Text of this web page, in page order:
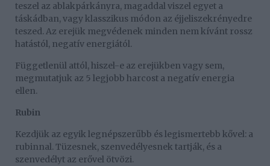
teszel az ablakpárkányra, magaddal viszel egyet a
táskádban, vagy klasszikus módon az éjjeliszekrényedre
teszed. Az erejük megvédenek minden nem kívánt rossz
hatástól, negatív energiától.
Függetlenül attól, hiszel-e az erejükben vagy sem,
megmutatjuk az 5 legjobb harcost a negatív energia
ellen.
Rubin
Kezdjük az egyik legnépszerűbb és legismertebb kővel: a
rubinnal. Tüzesnek, szenvedélyesnek tartják, és a
szenvedélyt az erővel ötvözi.